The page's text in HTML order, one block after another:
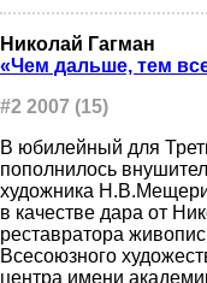
Николай Гагман
«Чем дальше, тем
#2 2007 (15)
В юбилейный для
пополнилось
художника
в качестве дара от
реставратора
Всесоюзного
центра имени